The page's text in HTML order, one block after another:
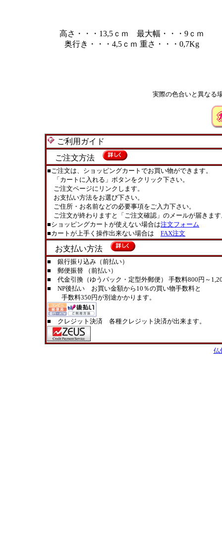
高さ・・・13,5ｃｍ 最大幅・・・9ｃｍ
奥行き・・・4,5ｃｍ 重さ・・・0,7Kg
実際の色合いと異なる
ご利用ガイド
ご注文方法
■ご注文は、ショッピングカートでお買い物ができます。
「カートに入れる」ボタンをクリック下さい。
ご注文ページにリンクします。
お支払い方法をお選び下さい。
ご住所・お名前などの必要事項をご入力下さい。
ご注文が終わりますと「ご注文確認」のメールが届きま
■ショッピングカートが使えない場合は注文フォーム
■カートが上手く操作出来ない場合は FAX注文
お支払い方法
■ 銀行振り込み（前払い）
■ 郵便振替 （前払い）
■ 代金引換（ゆうパック・定型外郵便） 手数料800円～
■ NP後払い お買い金額から10％の買い物手数料と
手数料350円が別途かかります。
■ クレジット決済 各種クレジット決済が出来ます。
仏